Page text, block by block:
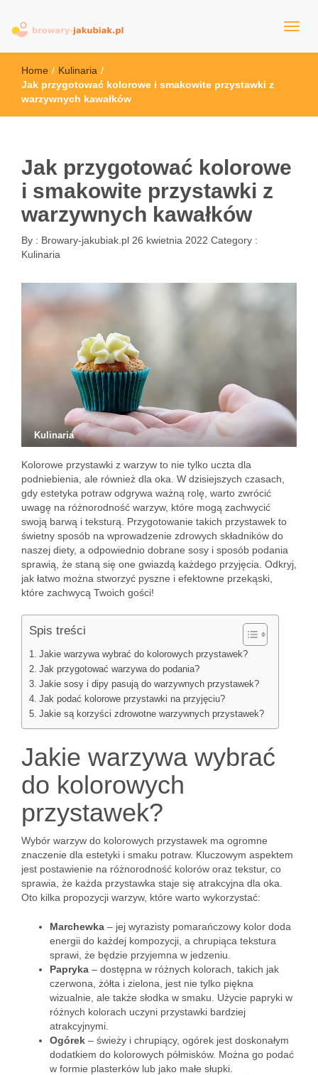
browary-jakubiak.pl
Home / Kulinaria /
Jak przygotować kolorowe i smakowite przystawki z
warzywnych kawałków
Jak przygotować kolorowe
i smakowite przystawki z
warzywnych kawałków
By : Browary-jakubiak.pl 26 kwietnia 2022 Category :
Kulinaria
Kulinaria
Kolorowe przystawki z warzyw to nie tylko uczta dla
podniebienia, ale również dla oka. W dzisiejszych czasach,
gdy estetyka potraw odgrywa ważną rolę, warto zwrócić
uwagę na różnorodność warzyw, które mogą zachwycić
swoją barwą i teksturą. Przygotowanie takich przystawek to
świetny sposób na wprowadzenie zdrowych składników do
naszej diety, a odpowiednio dobrane sosy i sposób podania
sprawią, że staną się one gwiazdą każdego przyjęcia. Odkryj,
jak łatwo można stworzyć pyszne i efektowne przekąski,
które zachwycą Twoich gości!
Spis treści
Jakie warzywa wybrać do kolorowych przystawek?
Jak przygotować warzywa do podania?
Jakie sosy i dipy pasują do warzywnych przystawek?
Jak podać kolorowe przystawki na przyjęciu?
Jakie są korzyści zdrowotne warzywnych przystawek?
Jakie warzywa wybrać
do kolorowych
przystawek?
Wybór warzyw do kolorowych przystawek ma ogromne
znaczenie dla estetyki i smaku potraw. Kluczowym aspektem
jest postawienie na różnorodność kolorów oraz tekstur, co
sprawia, że każda przystawka staje się atrakcyjna dla oka.
Oto kilka propozycji warzyw, które warto wykorzystać:
Marchewka – jej wyrazisty pomarańczowy kolor doda
energii do każdej kompozycji, a chrupiąca tekstura
sprawi, że będzie przyjemna w jedzeniu.
Papryka – dostępna w różnych kolorach, takich jak
czerwona, żółta i zielona, jest nie tylko piękna
wizualnie, ale także słodka w smaku. Użycie papryki w
różnych kolorach uczyni przystawki bardziej
atrakcyjnymi.
Ogórek – świeży i chrupiący, ogórek jest doskonałym
dodatkiem do kolorowych półmisków. Można go podać
w formie plasterków lub jako małe słupki.